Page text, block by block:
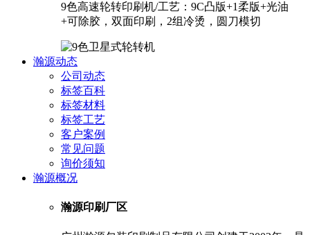
9色高速轮转印刷机/工艺：9C凸版+1柔版+光油
+可除胶，双面印刷，2组冷烫，圆刀模切
瀚源动态
公司动态
标签百科
标签材料
标签工艺
客户案例
常见问题
询价须知
瀚源概况
瀚源印刷厂区